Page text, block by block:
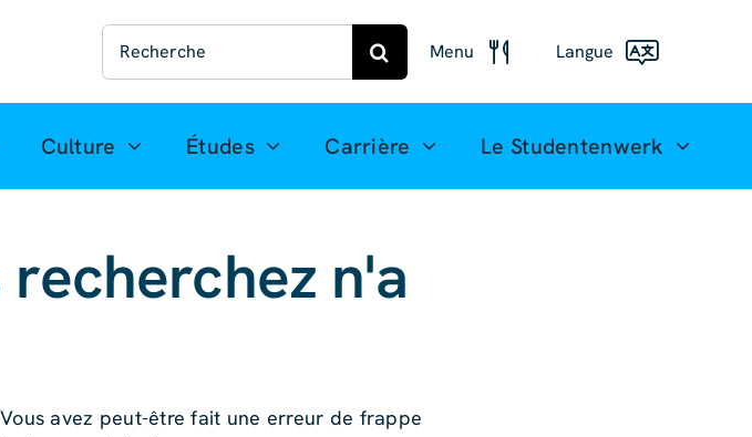
Recherche
de
:
Menu
Freiberg
Langue
English
Culture Études Carrière Le Studentenwerk
n'a
avez peut-être fait une erreur de frappe